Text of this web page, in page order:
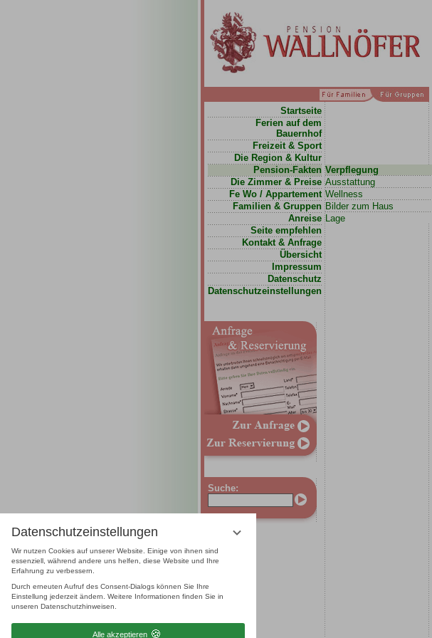
Datenschutzeinstellungen
Wir nutzen Cookies auf unserer Website. Einige von ihnen sind
essenziell, während andere uns helfen, diese Website und Ihre
Erfahrung zu verbessern.
Durch erneuten Aufruf des Consent-Dialogs können Sie Ihre
Einstellung jederzeit ändern. Weitere Informationen finden Sie in
unseren Datenschutzhinweisen.
Alle akzeptieren
Startseite
Ferien auf dem
Bauernhof
Freizeit & Sport
Die Region & Kultur
Pension-Fakten Verpflegung
Ausstattung
Wellness
Bilder zum Haus
Lage
Die Zimmer & Preise
Fe Wo / Appartement
Familien & Gruppen
Anreise
Seite empfehlen
Kontakt & Anfrage
Übersicht
Impressum
Datenschutz
Datenschutzeinstellungen
Suche: